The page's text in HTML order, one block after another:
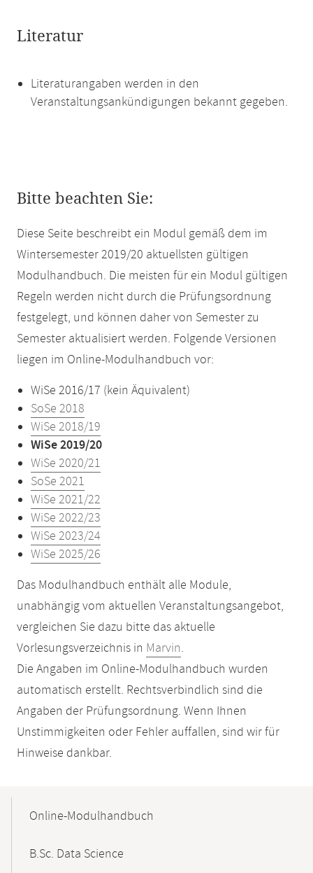
Literatur
Literaturangaben werden in den
Veranstaltungsankündigungen bekannt gegeben.
Bitte beachten Sie:
Diese Seite beschreibt ein Modul gemäß dem im
Wintersemester 2019/20 aktuellsten gültigen
Modulhandbuch. Die meisten für ein Modul gültigen
Regeln werden nicht durch die Prüfungsordnung
festgelegt, und können daher von Semester zu
Semester aktualisiert werden. Folgende Versionen
liegen im Online-Modulhandbuch vor:
WiSe 2016/17 (kein Äquivalent)
SoSe 2018
WiSe 2018/19
WiSe 2019/20
WiSe 2020/21
SoSe 2021
WiSe 2021/22
WiSe 2022/23
WiSe 2023/24
WiSe 2025/26
Das Modulhandbuch enthält alle Module,
unabhängig vom aktuellen Veranstaltungsangebot,
vergleichen Sie dazu bitte das aktuelle
Vorlesungsverzeichnis in Marvin.
Die Angaben im Online-Modulhandbuch wurden
automatisch erstellt. Rechtsverbindlich sind die
Angaben der Prüfungsordnung. Wenn Ihnen
Unstimmigkeiten oder Fehler auffallen, sind wir für
Hinweise dankbar.
NavigationOnline-Modulhandbuch
B.Sc. Data Science